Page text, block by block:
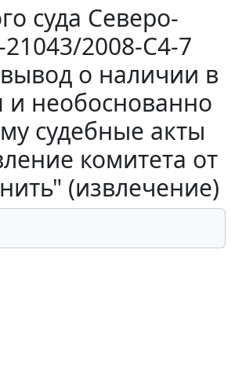
суда Северо-
21043/2008-С4-7
о наличии в
и необоснованно
судебные акты
комитета от
(извлечение)